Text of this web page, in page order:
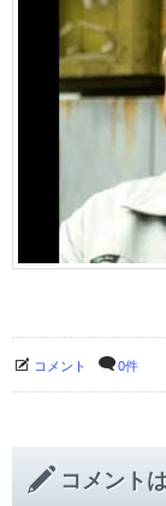
コメント 0件
コメント